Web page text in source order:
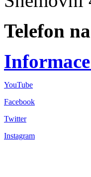
Telefon
YouTube
Facebook
Twitter
Instagram